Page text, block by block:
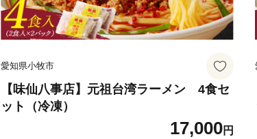
愛知県小牧市
【味仙八事店】元祖台湾ラーメン 4食セ
ット（冷凍）
17,000円